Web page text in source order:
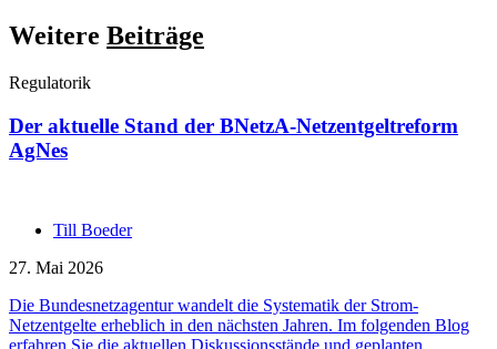
Weitere Beiträge
Regulatorik
Der aktuelle Stand der BNetzA-Netzentgeltreform
AgNes
Till Boeder
27. Mai 2026
Die Bundesnetzagentur wandelt die Systematik der Strom-
Netzentgelte erheblich in den nächsten Jahren. Im folgenden Blog